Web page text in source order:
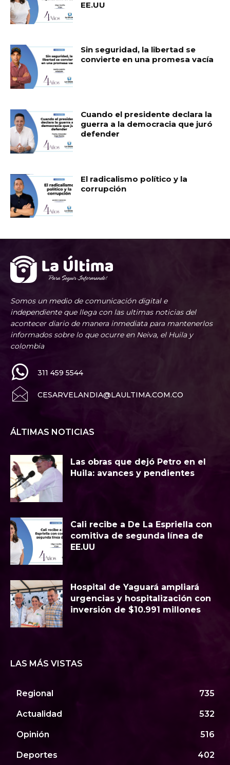
EE.UU
Sin seguridad, la libertad se
convierte en una promesa vacía
Cuando el presidente declara la
guerra a la democracia que juró
defender
El radicalismo político y la
corrupción
Somos un medio de comunicación digital e
independiente que llega con las ultimas noticias del
acontecer diario de manera inmediata para mantenerlos
informados sobre lo que ocurre en Neiva, el Huila y
colombia
311 459 5544
CESARVELANDIA@LAULTIMA.COM.CO
ÁLTIMAS NOTICIAS
Las obras que dejó Petro en el
Huila: avances y pendientes
Cali recibe a De La Espriella con
comitiva de segunda línea de
EE.UU
Hospital de Yaguará ampliará
urgencias y hospitalización con
inversión de $10.991 millones
LAS MÁS VISTAS
Regional 735
Actualidad 532
Opinión 516
Deportes 402